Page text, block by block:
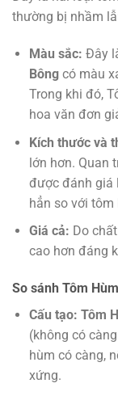
thường bị nhầm
Màu sắc: Đây
Bôngcó màu
Trong khi đó,
hoa văn đơn
Kích thước và
lớn hơn. Quan
được đánh giá
hẳn so với tôm
Giá cả: Do
cao hơn đáng
So sánh Tôm
Cấu tạo: Tôm
(không có
hùm có càng,
xứng.